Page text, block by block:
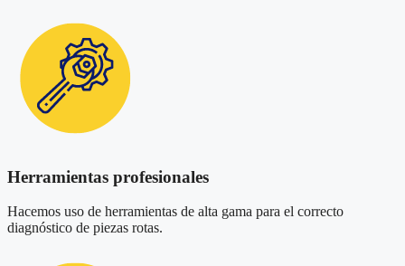
Herramientas profesionales
Hacemos uso de herramientas de alta gama para el correcto
diagnóstico de piezas rotas.